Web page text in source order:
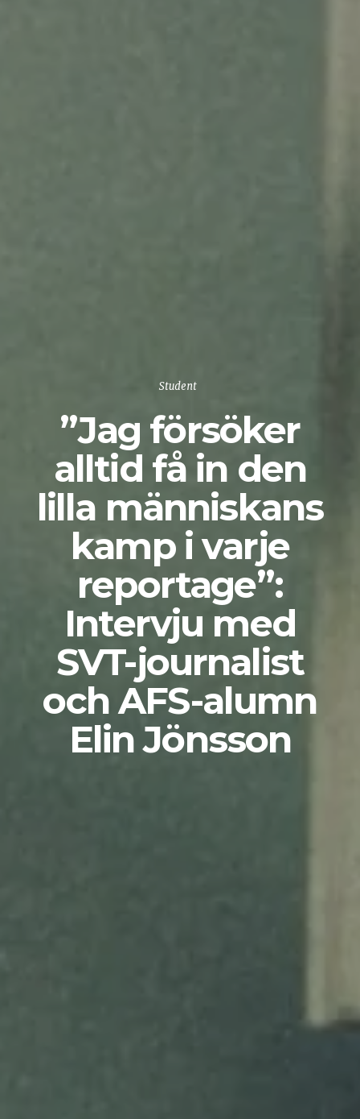
Student
”Jag försöker
alltid få in den
lilla människans
kamp i varje
reportage”:
Intervju med
SVT-journalist
och AFS-alumn
Elin Jönsson